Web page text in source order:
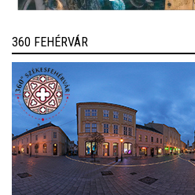
360 FEHÉRVÁR